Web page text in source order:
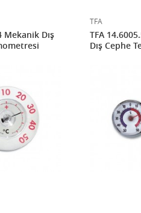
Mekanik Dış
TFA
TFA
Dış Cephe